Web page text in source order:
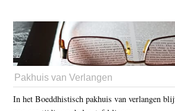
Pakhuis van Verlangen
In het Boeddhistisch pakhuis van verlangen